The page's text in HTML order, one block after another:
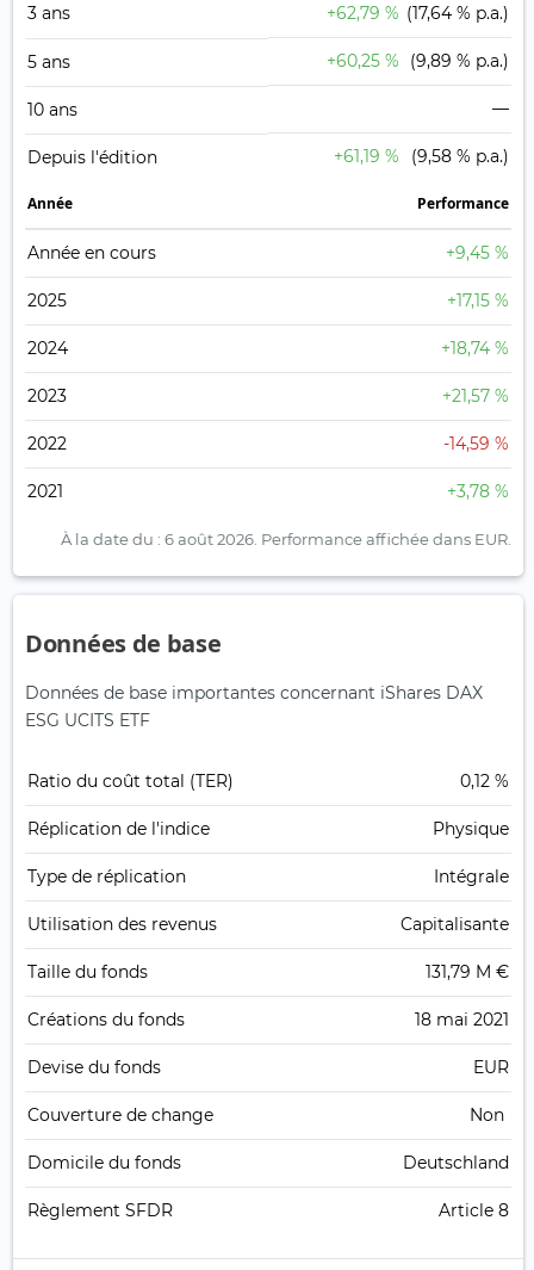
3 ans +62,79 % (17,64 % p.a.)
5 ans +60,25 % (9,89 % p.a.)
10 ans —
Depuis l'édition +61,19 % (9,58 % p.a.)
Année Performance
Année en cours +9,45 %
2025 +17,15 %
2024 +18,74 %
2023 +21,57 %
2022 -14,59 %
2021 +3,78 %
À la date du : 6 août 2026. Performance affichée dans EUR.
Données de base
Données de base importantes concernant iShares DAX
ESG UCITS ETF
Ratio du coût total (TER) 0,12 %
Réplication de l'indice Physique
Type de réplication Intégrale
Utilisation des revenus Capitalisante
Taille du fonds 131,79 M €
Créations du fonds 18 mai 2021
Devise du fonds EUR
Couverture de change Non
Domicile du fonds Deutschland
Règlement SFDR Article 8